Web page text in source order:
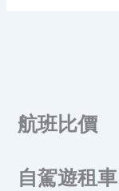
航班比價
自駕遊租車